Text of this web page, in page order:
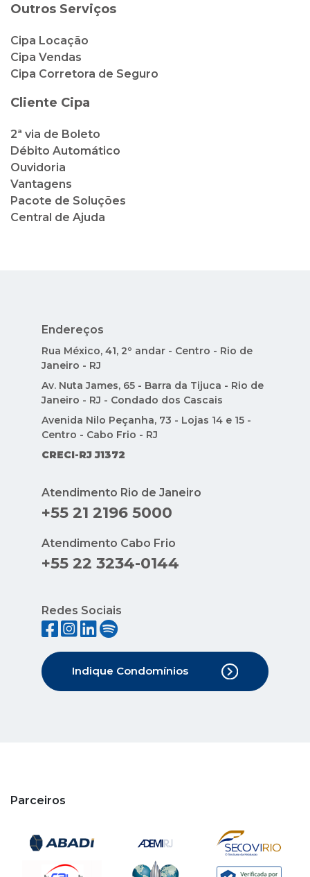
Outros Serviços
Cipa Locação
Cipa Vendas
Cipa Corretora de Seguro
Cliente Cipa
2ª via de Boleto
Débito Automático
Ouvidoria
Vantagens
Pacote de Soluções
Central de Ajuda
Endereços
Rua México, 41, 2º andar - Centro - Rio de
Janeiro - RJ
Av. Nuta James, 65 - Barra da Tijuca - Rio de
Janeiro - RJ - Condado dos Cascais
Avenida Nilo Peçanha, 73 - Lojas 14 e 15 -
Centro - Cabo Frio - RJ
CRECI-RJ J1372
Atendimento Rio de Janeiro
+55 21 2196 5000
Atendimento Cabo Frio
+55 22 3234-0144
Redes Sociais
Indique Condomínios
Parceiros